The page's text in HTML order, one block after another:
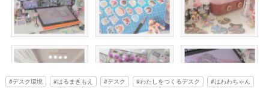
デスク環境 はるまきもえ デスク わたしをつくるデスク はわわちゃん